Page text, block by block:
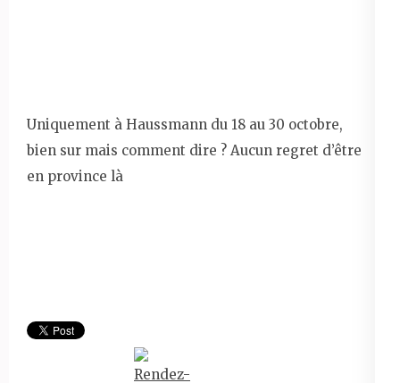
Uniquement à Haussmann du 18 au 30 octobre,
bien sur mais comment dire ? Aucun regret d’être
en province là